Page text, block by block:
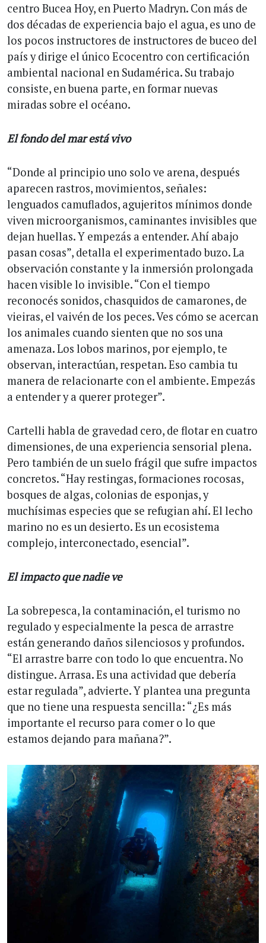
centro Bucea Hoy, en Puerto Madryn. Con más de
dos décadas de experiencia bajo el agua, es uno de
los pocos instructores de instructores de buceo del
país y dirige el único Ecocentro con certificación
ambiental nacional en Sudamérica. Su trabajo
consiste, en buena parte, en formar nuevas
miradas sobre el océano.
El fondo del mar está vivo
“Donde al principio uno solo ve arena, después
aparecen rastros, movimientos, señales:
lenguados camuflados, agujeritos mínimos donde
viven microorganismos, caminantes invisibles que
dejan huellas. Y empezás a entender. Ahí abajo
pasan cosas”, detalla el experimentado buzo. La
observación constante y la inmersión prolongada
hacen visible lo invisible. “Con el tiempo
reconocés sonidos, chasquidos de camarones, de
vieiras, el vaivén de los peces. Ves cómo se acercan
los animales cuando sienten que no sos una
amenaza. Los lobos marinos, por ejemplo, te
observan, interactúan, respetan. Eso cambia tu
manera de relacionarte con el ambiente. Empezás
a entender y a querer proteger”.
Cartelli habla de gravedad cero, de flotar en cuatro
dimensiones, de una experiencia sensorial plena.
Pero también de un suelo frágil que sufre impactos
concretos. “Hay restingas, formaciones rocosas,
bosques de algas, colonias de esponjas, y
muchísimas especies que se refugian ahí. El lecho
marino no es un desierto. Es un ecosistema
complejo, interconectado, esencial”.
El impacto que nadie ve
La sobrepesca, la contaminación, el turismo no
regulado y especialmente la pesca de arrastre
están generando daños silenciosos y profundos.
“El arrastre barre con todo lo que encuentra. No
distingue. Arrasa. Es una actividad que debería
estar regulada”, advierte. Y plantea una pregunta
que no tiene una respuesta sencilla: “¿Es más
importante el recurso para comer o lo que
estamos dejando para mañana?”.